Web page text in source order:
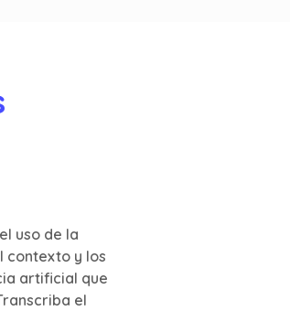
uso de la
contexto y los
artificial que
el